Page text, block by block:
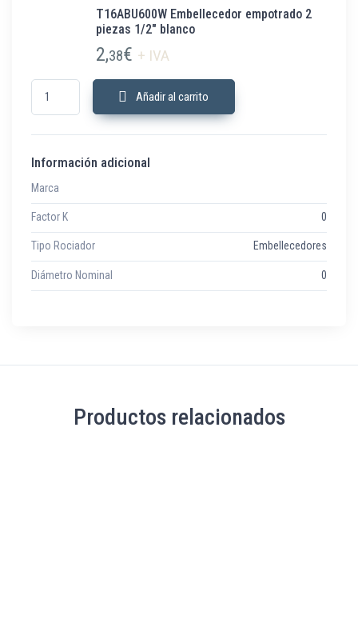
T16ABU600W Embellecedor empotrado 2
piezas 1/2″ blanco
2,38€ + IVA
T16ABU600W Embellecedor empotrado 2 piezas 1/2" blanco cantidad
Añadir al carrito
Información adicional
Marca
Factor K 0
Tipo Rociador Embellecedores
Diámetro Nominal 0
Productos relacionados